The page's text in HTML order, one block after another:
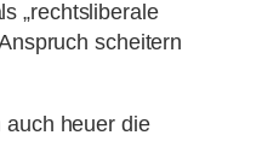
„rechtsliberale
scheitern
auch heuer die